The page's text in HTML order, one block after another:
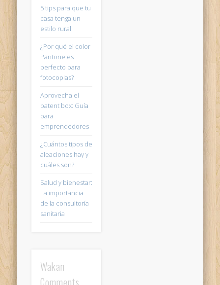
5 tips para que tu
casa tenga un
estilo rural
¿Por qué el color
Pantone es
perfecto para
fotocopias?
Aprovecha el
patent box: Guía
para
emprendedores
¿Cuántos tipos de
aleaciones hay y
cuáles son?
Salud y bienestar:
La importancia
de la consultoría
sanitaria
Wakan